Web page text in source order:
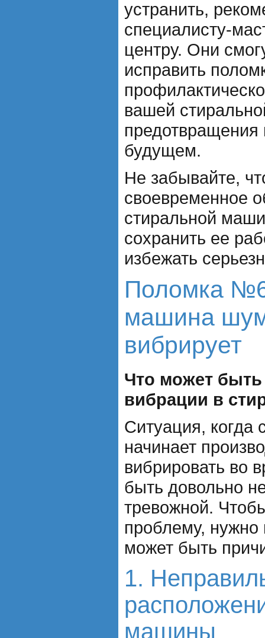
устранить,
специалисту-
центру. Они
исправить
вашей
будущем.
Не забывайте,
своевременное
стиральной
сохранить ее
избежать
Поломка
машина
вибрирует
Что может
вибрации в
Ситуация, когда
начинает
вибрировать во
быть довольно
тревожной.
проблему,
может быть
1.
машины